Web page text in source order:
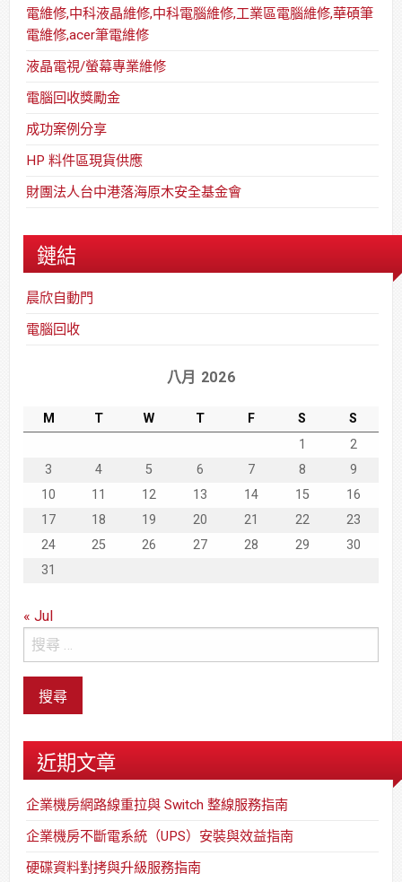
電維修,中科液晶維修,中科電腦維修,工業區電腦維修,華碩筆
電維修,acer筆電維修
液晶電視/螢幕專業維修
電腦回收獎勵金
成功案例分享
HP 料件區現貨供應
財團法人台中港落海原木安全基金會
鏈結
晨欣自動門
電腦回收
八月 2026
M T W T F S
S
1
2
3
4 5 6 7 8
9
10
11 12 13 14 15
16
17
18 19 20 21 22
23
24
25 26 27 28 29
30
31
« Jul
近期文章
企業機房網路線重拉與 Switch 整線服務指南
企業機房不斷電系統（UPS）安裝與效益指南
硬碟資料對拷與升級服務指南